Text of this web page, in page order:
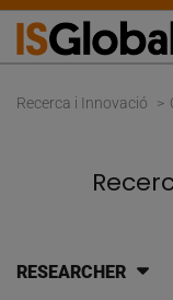
Recerca i Innovació
RESEARCHER